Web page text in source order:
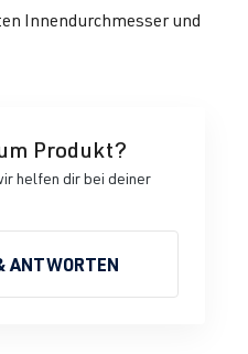
Innendurchmesser und
Produkt?
helfen dir bei deiner
ANTWORTEN